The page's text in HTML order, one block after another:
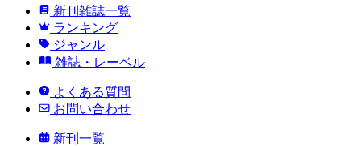
新刊雑誌一覧
ランキング
ジャンル
雑誌・レーベル
よくある質問
お問い合わせ
新刊一覧